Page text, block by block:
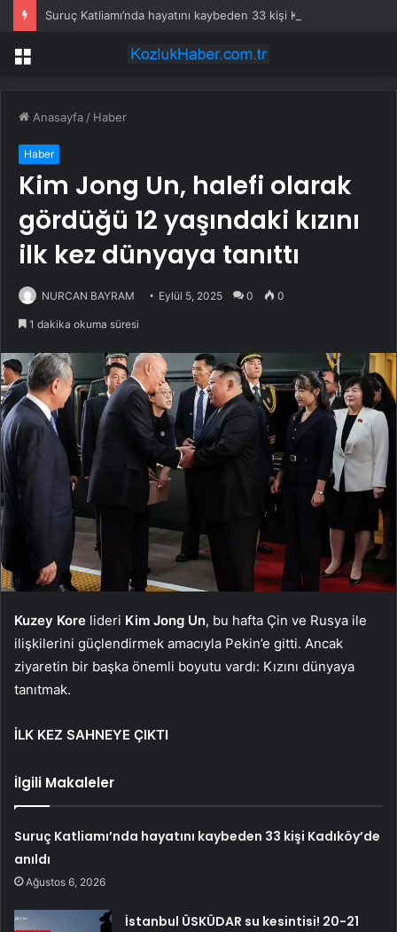
Menü
Anasayfa / Haber
Haber
Kim Jong Un, halefi olarak
gördüğü 12 yaşındaki kızını
ilk kez dünyaya tanıttı
NURCAN BAYRAM Eylül 5, 2025 0 0
1 dakika okuma süresi
Kuzey Kore lideri Kim Jong Un, bu hafta Çin ve Rusya ile
ilişkilerini güçlendirmek amacıyla Pekin’e gitti. Ancak
ziyaretin bir başka önemli boyutu vardı: Kızını dünyaya
tanıtmak.
İLK KEZ SAHNEYE ÇIKTI
İlgili Makaleler
Suruç Katliamı’nda hayatını kaybeden 33 kişi Kadıköy’de
anıldı
Ağustos 6, 2026
İstanbul ÜSKÜDAR su kesintisi! 20-21